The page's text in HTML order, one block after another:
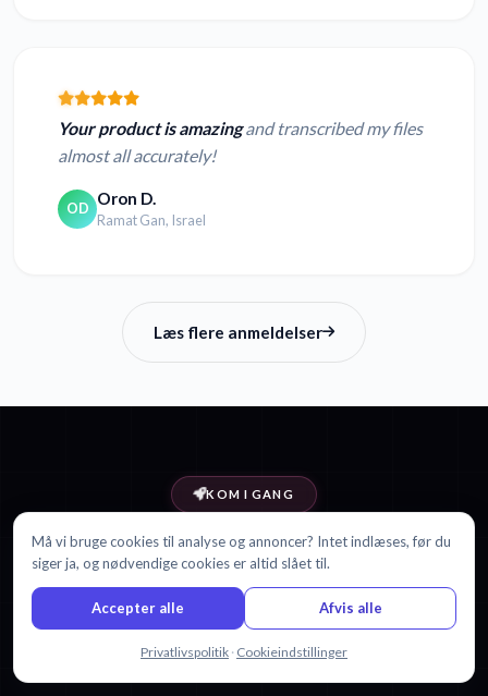
Your product is amazingand transcribed my files
almost all accurately!
OD Oron D.
Ramat Gan, Israel
Læs flere anmeldelser
KOM I GANG
Klar til at oversætte Malajisk til
Mongolsk?
Start med 30 minutter gratis. Intet kreditkort kræves.
Må vi bruge cookies til analyse og annoncer? Intet indlæses, før du
siger ja, og nødvendige cookies er altid slået til.
Accepter alle Afvis alle
Privatlivspolitik · Cookieindstillinger